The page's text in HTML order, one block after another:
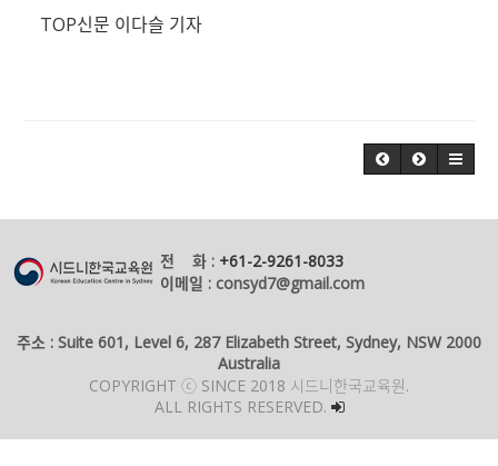
TOP신문 이다슬 기자
전 화 : +61-2-9261-8033
이메일 : consyd7@gmail.com
주소 : Suite 601, Level 6, 287 Elizabeth Street, Sydney, NSW 2000
Australia
COPYRIGHT ⓒ SINCE 2018 시드니한국교육원.
ALL RIGHTS RESERVED.